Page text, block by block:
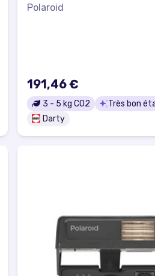
Polaroid
191,46 €
3 - 5 kg CO2
Très bon
Darty